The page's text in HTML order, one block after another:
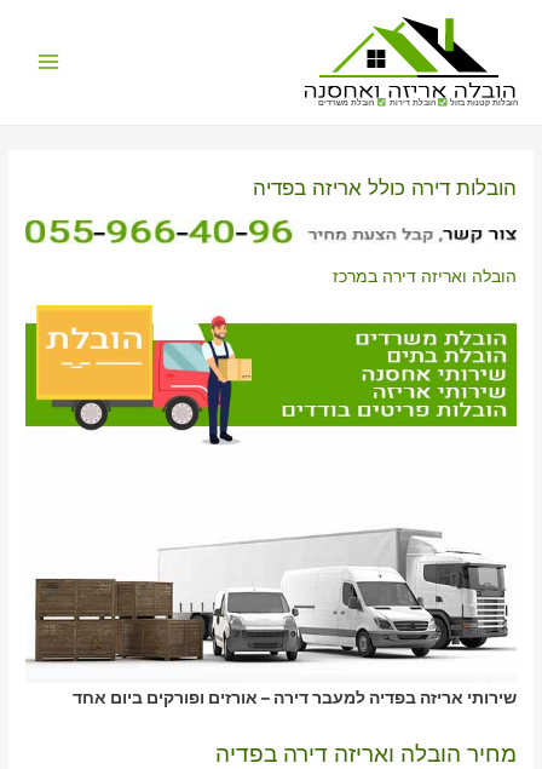
הובלות קטנות בזול הובלת דירות הובלת משרדים
הובלות דירה כולל אריזה בפדיה
הובלה ואריזה דירה במרכז
שירותי אריזה בפדיה למעבר דירה – אורזים ופורקים ביום אחד
מחיר הובלה ואריזה דירה בפדיה